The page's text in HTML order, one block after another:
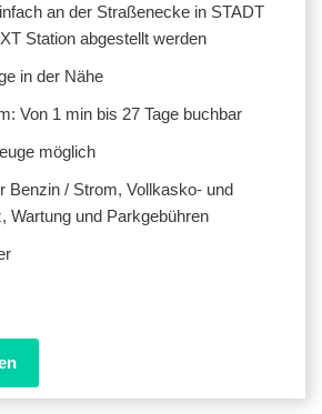
an der Straßenecke in STADT
Station abgestellt werden
in der Nähe
Von 1 min bis 27 Tage buchbar
möglich
Benzin / Strom, Vollkasko- und
Wartung und Parkgebühren